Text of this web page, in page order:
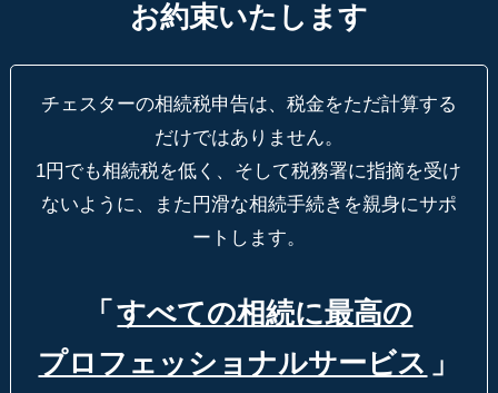
お約束いたします
チェスターの相続税申告は、税金をただ計算する
だけではありません。
1円でも相続税を低く、そして税務署に指摘を受け
ないように、
また円滑な相続手続きを親身にサポ
ートします。
「 すべての相続に最高の
プロフェッショナルサービス 」